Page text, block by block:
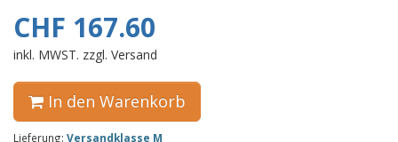
CHF 167.60
inkl. MWST. zzgl. Versand
In den Warenkorb
Lieferung: Versandklasse M